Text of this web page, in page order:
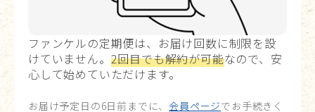
ファンケルの定期便は、お届け回数に制限を設
けていません。 2回目でも解約が可能なので、安
心して始めていただけます。
お届け予定日の6日前までに、 会員ページでお手続きく